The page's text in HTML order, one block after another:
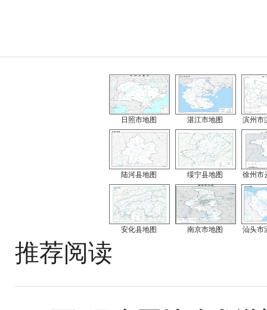
日照市地图 湛江市地图 滨州市
陆河县地图 绥宁县地图 徐州市
安化县地图 南京市地图 汕头市
推荐阅读